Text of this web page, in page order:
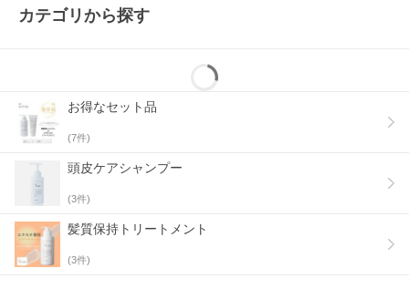
カテゴリから探す
お得なセット品
(7件)
頭皮ケアシャンプー
(3件)
髪質保持トリートメント
(3件)